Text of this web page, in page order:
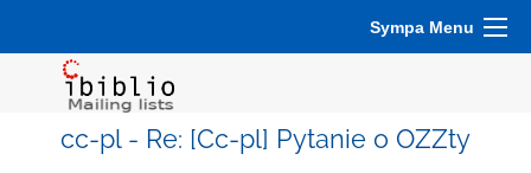
Sympa Menu
cc-pl - Re: [Cc-pl] Pytanie o OZZty